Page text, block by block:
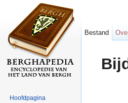
Bestand
Hoofdpagina